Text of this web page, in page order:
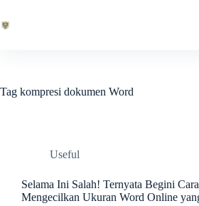
content
Tag kompresi dokumen Word
Useful
Selama Ini Salah! Ternyata Begini Cara
Mengecilkan Ukuran Word Online